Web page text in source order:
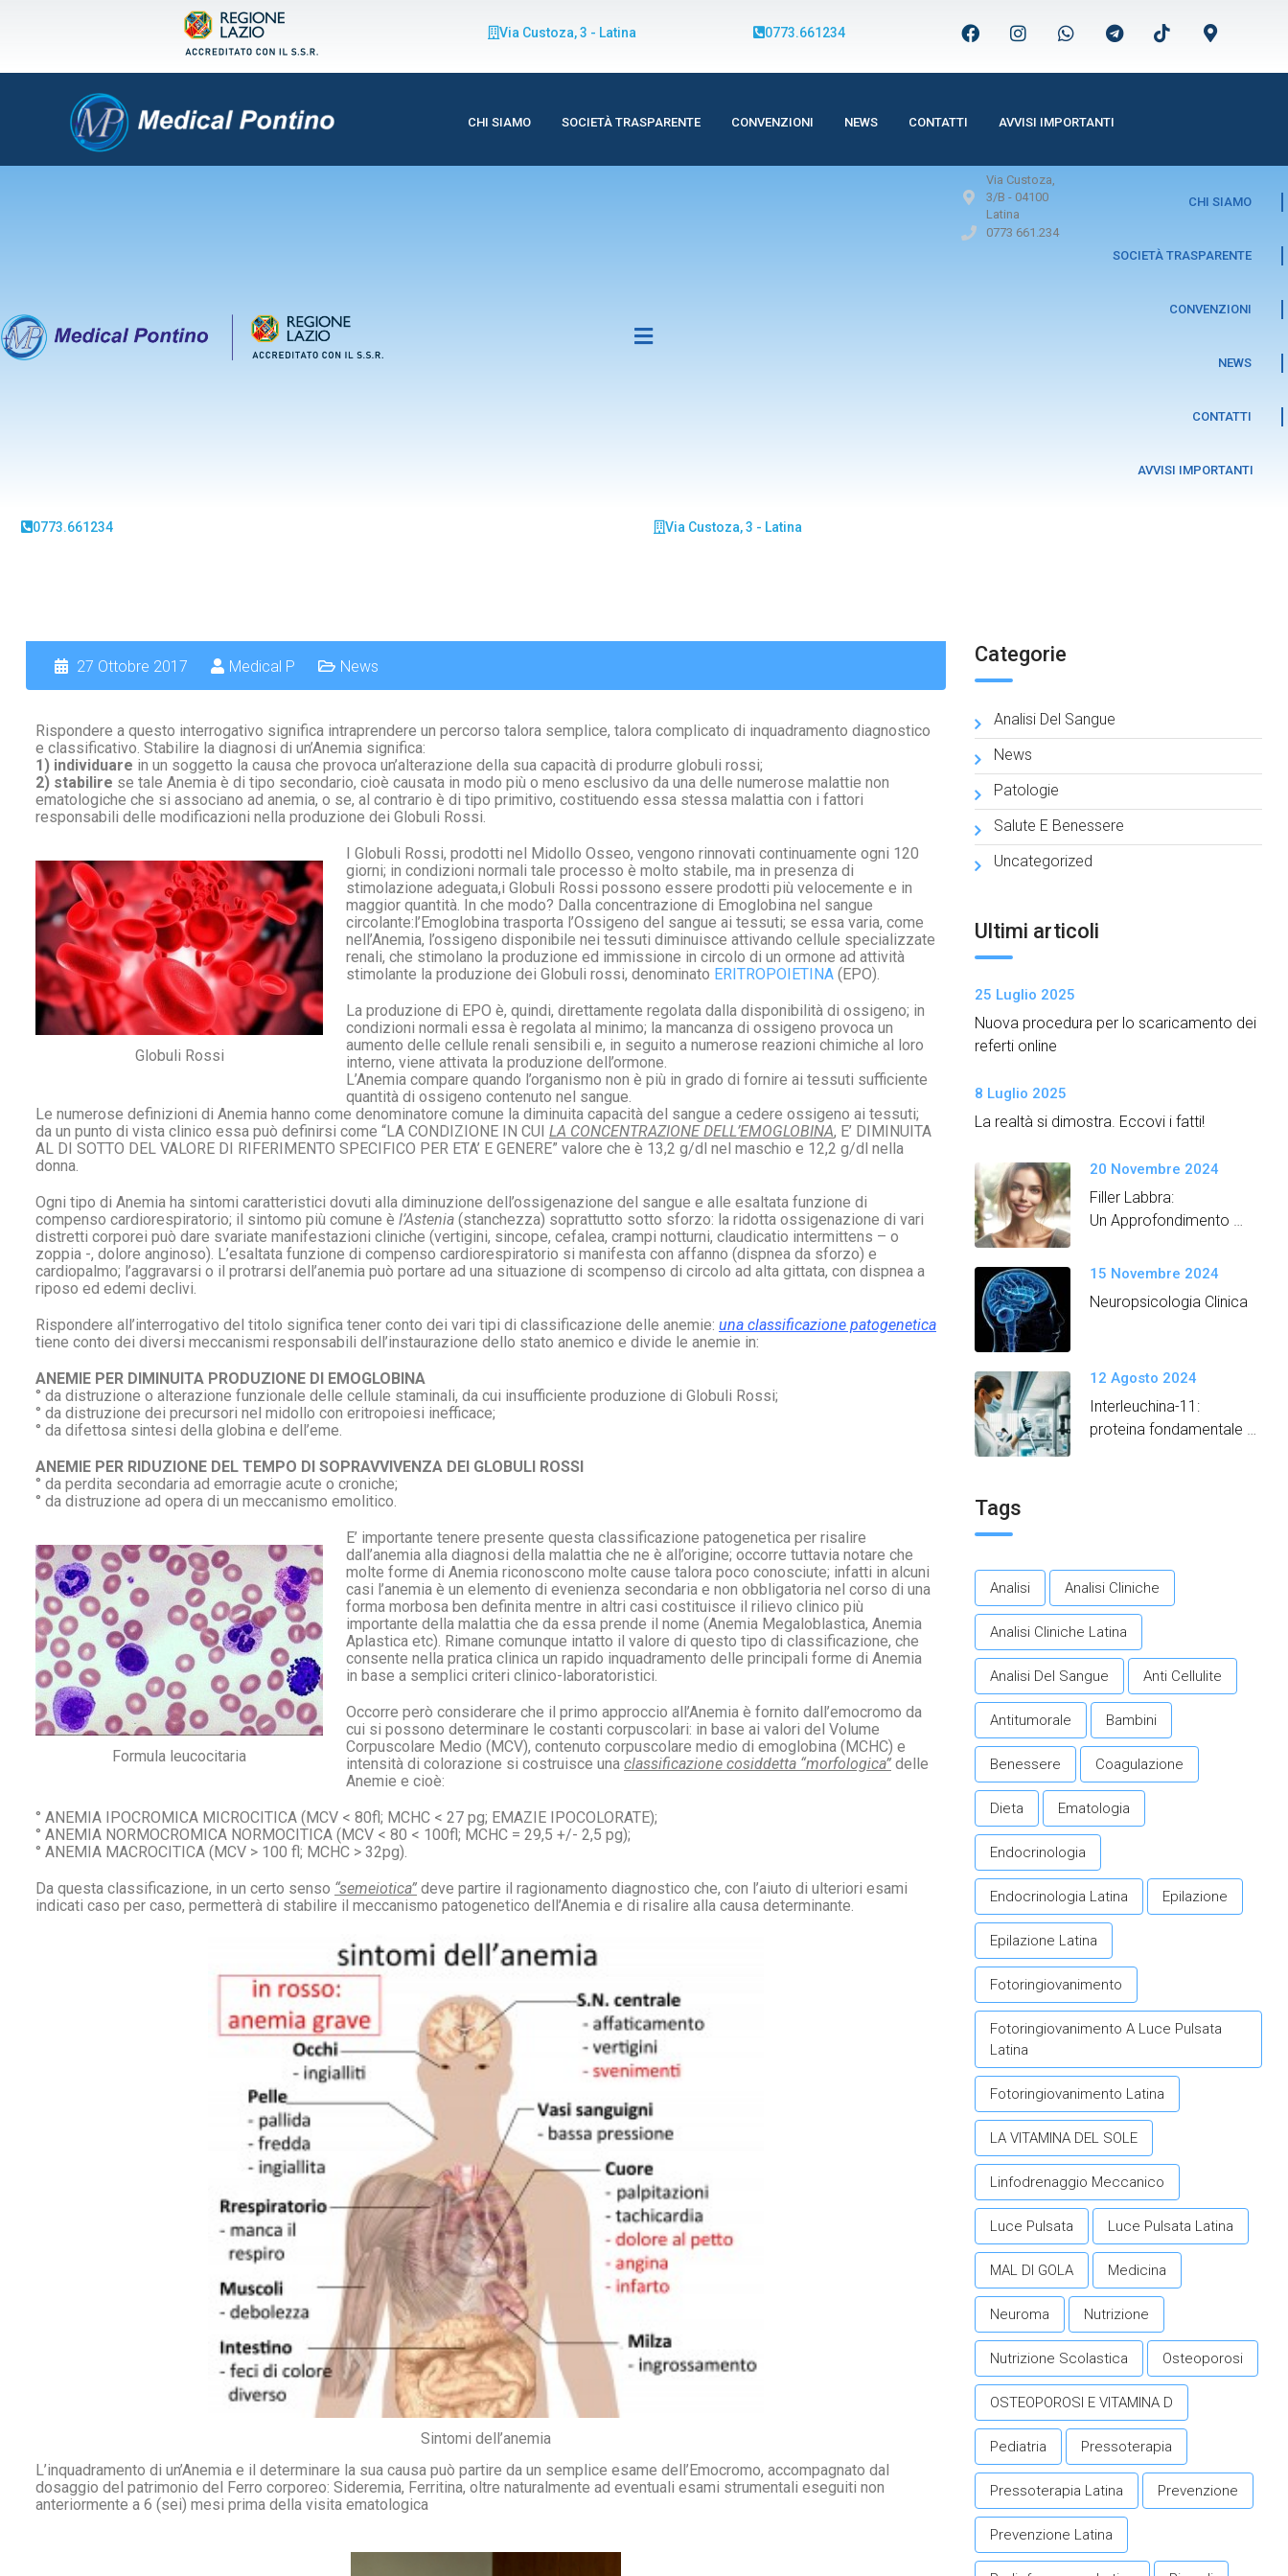
Via Custoza, 3 - Latina 0773.661234
CHI SIAMO SOCIETÀ TRASPARENTE CONVENZIONI NEWS CONTATTI AVVISI IMPORTANTI
Via Custoza,
3/B - 04100
Latina
0773 661.234
CHI SIAMO
SOCIETÀ TRASPARENTE
CONVENZIONI
NEWS
CONTATTI
AVVISI IMPORTANTI
0773.661234 Via Custoza, 3 - Latina
27 Ottobre 2017 Medical P News
Rispondere a questo interrogativo significa intraprendere un percorso talora semplice, talora complicato di inquadramento diagnostico
e classificativo. Stabilire la diagnosi di un’Anemia significa:
1) individuare in un soggetto la causa che provoca un’alterazione della sua capacità di produrre globuli rossi;
2) stabilire se tale Anemia è di tipo secondario, cioè causata in modo più o meno esclusivo da una delle numerose malattie non
ematologiche che si associano ad anemia, o se, al contrario è di tipo primitivo, costituendo essa stessa malattia con i fattori
responsabili delle modificazioni nella produzione dei Globuli Rossi.
Globuli Rossi
I Globuli Rossi, prodotti nel Midollo Osseo, vengono rinnovati continuamente ogni 120
giorni; in condizioni normali tale processo è molto stabile, ma in presenza di
stimolazione adeguata,i Globuli Rossi possono essere prodotti più velocemente e in
maggior quantità. In che modo? Dalla concentrazione di Emoglobina nel sangue
circolante:l’Emoglobina trasporta l’Ossigeno del sangue ai tessuti; se essa varia, come
nell’Anemia, l’ossigeno disponibile nei tessuti diminuisce attivando cellule specializzate
renali, che stimolano la produzione ed immissione in circolo di un ormone ad attività
stimolante la produzione dei Globuli rossi, denominato ERITROPOIETINA (EPO).
La produzione di EPO è, quindi, direttamente regolata dalla disponibilità di ossigeno; in
condizioni normali essa è regolata al minimo; la mancanza di ossigeno provoca un
aumento delle cellule renali sensibili e, in seguito a numerose reazioni chimiche al loro
interno, viene attivata la produzione dell’ormone.
L’Anemia compare quando l’organismo non è più in grado di fornire ai tessuti sufficiente
quantità di ossigeno contenuto nel sangue.
Le numerose definizioni di Anemia hanno come denominatore comune la diminuita capacità del sangue a cedere ossigeno ai tessuti;
da un punto di vista clinico essa può definirsi come “LA CONDIZIONE IN CUI LA CONCENTRAZIONE DELL’EMOGLOBINA, E’ DIMINUITA
AL DI SOTTO DEL VALORE DI RIFERIMENTO SPECIFICO PER ETA’ E GENERE” valore che è 13,2 g/dl nel maschio e 12,2 g/dl nella
donna.
Ogni tipo di Anemia ha sintomi caratteristici dovuti alla diminuzione dell’ossigenazione del sangue e alle esaltata funzione di
compenso cardiorespiratorio; il sintomo più comune è l’Astenia (stanchezza) soprattutto sotto sforzo: la ridotta ossigenazione di vari
distretti corporei può dare svariate manifestazioni cliniche (vertigini, sincope, cefalea, crampi notturni, claudicatio intermittens – o
zoppia -, dolore anginoso). L’esaltata funzione di compenso cardiorespiratorio si manifesta con affanno (dispnea da sforzo) e
cardiopalmo; l’aggravarsi o il protrarsi dell’anemia può portare ad una situazione di scompenso di circolo ad alta gittata, con dispnea a
riposo ed edemi declivi.
Rispondere all’interrogativo del titolo significa tener conto dei vari tipi di classificazione delle anemie: una classificazione patogenetica
tiene conto dei diversi meccanismi responsabili dell’instaurazione dello stato anemico e divide le anemie in:
ANEMIE PER DIMINUITA PRODUZIONE DI EMOGLOBINA
° da distruzione o alterazione funzionale delle cellule staminali, da cui insufficiente produzione di Globuli Rossi;
° da distruzione dei precursori nel midollo con eritropoiesi inefficace;
° da difettosa sintesi della globina e dell’eme.
ANEMIE PER RIDUZIONE DEL TEMPO DI SOPRAVVIVENZA DEI GLOBULI ROSSI
° da perdita secondaria ad emorragie acute o croniche;
° da distruzione ad opera di un meccanismo emolitico.
Formula leucocitaria
E’ importante tenere presente questa classificazione patogenetica per risalire
dall’anemia alla diagnosi della malattia che ne è all’origine; occorre tuttavia notare che
molte forme di Anemia riconoscono molte cause talora poco conosciute; infatti in alcuni
casi l’anemia è un elemento di evenienza secondaria e non obbligatoria nel corso di una
forma morbosa ben definita mentre in altri casi costituisce il rilievo clinico più
importante della malattia che da essa prende il nome (Anemia Megaloblastica, Anemia
Aplastica etc). Rimane comunque intatto il valore di questo tipo di classificazione, che
consente nella pratica clinica un rapido inquadramento delle principali forme di Anemia
in base a semplici criteri clinico-laboratoristici.
Occorre però considerare che il primo approccio all’Anemia è fornito dall’emocromo da
cui si possono determinare le costanti corpuscolari: in base ai valori del Volume
Corpuscolare Medio (MCV), contenuto corpuscolare medio di emoglobina (MCHC) e
intensità di colorazione si costruisce una classificazione cosiddetta “morfologica” delle
Anemie e cioè:
° ANEMIA IPOCROMICA MICROCITICA (MCV < 80fl; MCHC < 27 pg; EMAZIE IPOCOLORATE);
° ANEMIA NORMOCROMICA NORMOCITICA (MCV < 80 < 100fl; MCHC = 29,5 +/- 2,5 pg);
° ANEMIA MACROCITICA (MCV > 100 fl; MCHC > 32pg).
Da questa classificazione, in un certo senso “semeiotica” deve partire il ragionamento diagnostico che, con l’aiuto di ulteriori esami
indicati caso per caso, permetterà di stabilire il meccanismo patogenetico dell’Anemia e di risalire alla causa determinante.
Sintomi dell’anemia
L’inquadramento di un’Anemia e il determinare la sua causa può partire da un semplice esame dell’Emocromo, accompagnato dal
dosaggio del patrimonio del Ferro corporeo: Sideremia, Ferritina, oltre naturalmente ad eventuali esami strumentali eseguiti non
anteriormente a 6 (sei) mesi prima della visita ematologica
Categorie
Analisi Del Sangue
News
Patologie
Salute E Benessere
Uncategorized
Ultimi articoli
25 Luglio 2025
Nuova procedura per lo scaricamento dei
referti online
8 Luglio 2025
La realtà si dimostra. Eccovi i fatti!
20 Novembre 2024
Filler Labbra:
Un Approfondimento
15 Novembre 2024
Neuropsicologia Clinica
12 Agosto 2024
Interleuchina-11:
proteina fondamentale
Tags
Analisi Analisi Cliniche
Analisi Cliniche Latina
Analisi Del Sangue Anti Cellulite
Antitumorale Bambini
Benessere Coagulazione
Dieta Ematologia
Endocrinologia
Endocrinologia Latina Epilazione
Epilazione Latina
Fotoringiovanimento
Fotoringiovanimento A Luce Pulsata
Latina
Fotoringiovanimento Latina
LA VITAMINA DEL SOLE
Linfodrenaggio Meccanico
Luce Pulsata Luce Pulsata Latina
MAL DI GOLA Medicina
Neuroma Nutrizione
Nutrizione Scolastica Osteoporosi
OSTEOPOROSI E VITAMINA D
Pediatria Pressoterapia
Pressoterapia Latina Prevenzione
Prevenzione Latina